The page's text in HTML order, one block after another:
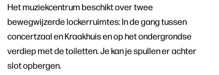
Het muziekcentrum beschikt over twee
bewegwijzerde lockerruimtes: In de gang tussen
concertzaal en Kraakhuis en op het ondergrondse
verdiep met de toiletten. Je kan je spullen er achter
slot opbergen.